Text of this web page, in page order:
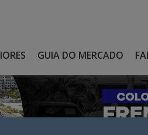
GUIA DO MERCADO